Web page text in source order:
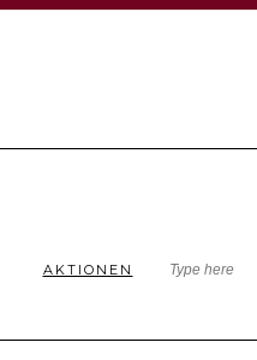
AKTIONEN